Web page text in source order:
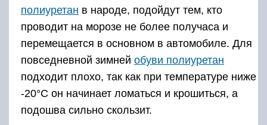
полиуретан в народе, подойдут тем, кто
проводит на морозе не более получаса и
перемещается в основном в автомобиле. Для
повседневной зимней обуви полиуретан
подходит плохо, так как при температуре ниже
-20°С он начинает ломаться и крошиться, а
подошва сильно скользит.